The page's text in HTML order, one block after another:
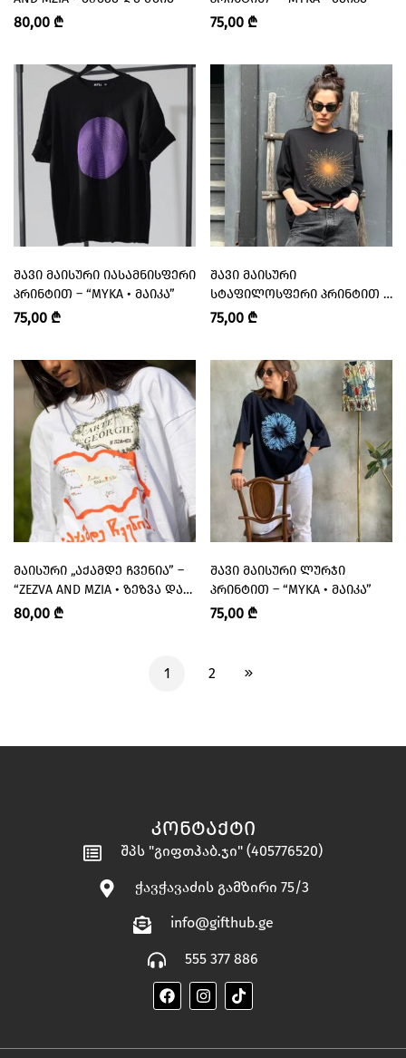
80,00 ₾ 75,00 ₾
ᲨᲐᲕᲘ ᲛᲐᲘᲡᲣᲠᲘ ᲘᲐᲡᲐᲛᲜᲘᲡᲤᲔᲠᲘ
ᲞᲠᲘᲜᲢᲘᲗ – “MYKA • ᲛᲐᲘᲙᲐ”
75,00 ₾
ᲨᲐᲕᲘ ᲛᲐᲘᲡᲣᲠᲘ
ᲡᲢᲐᲤᲘᲚᲝᲡᲤᲔᲠᲘ ᲞᲠᲘᲜᲢᲘᲗ –
“MYKA • ᲛᲐᲘᲙᲐ”
75,00 ₾
ᲛᲐᲘᲡᲣᲠᲘ „ᲐᲥᲐᲛᲓᲔ ᲩᲕᲔᲜᲘᲐ” –
“ZEZVA AND MZIA • ᲖᲔᲖᲕᲐ ᲓᲐ
ᲛᲖᲘᲐ”
80,00 ₾
ᲨᲐᲕᲘ ᲛᲐᲘᲡᲣᲠᲘ ᲚᲣᲠᲯᲘ
ᲞᲠᲘᲜᲢᲘᲗ – “MYKA • ᲛᲐᲘᲙᲐ”
75,00 ₾
1 2
ᲙᲝᲜᲢᲐᲥᲢᲘ
შპს "გიფთჰაბ.ჯი" (405776520)
ჭავჭავაძის გამზირი 75/3
info@gifthub.ge
555 377 886